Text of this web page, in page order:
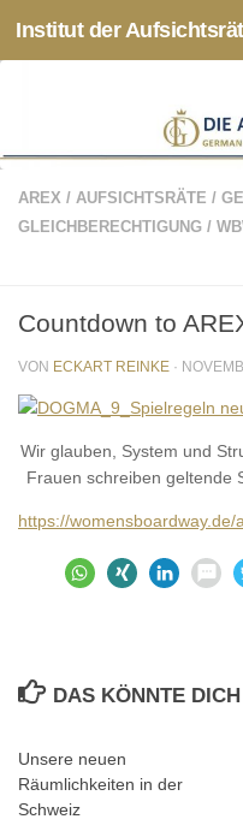
Zum Inhalt springen
Institut der
AREX / AUFSICHTSRÄTE /
GLEICHBERECHTIGUNG /
Countdown to
VON ECKART REINKE ·
Wir glauben, System und
Frauen schreiben geltende
https://womensboardway.de/
DAS KÖNNTE
Unsere neuen
Räumlichkeiten in der
Schweiz